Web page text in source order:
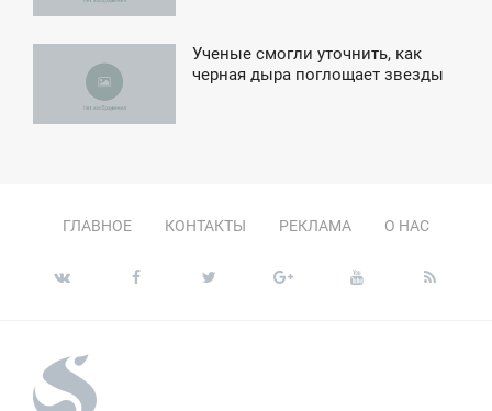
Ученые смогли уточнить, как
черная дыра поглощает звезды
ГЛАВНОЕ КОНТАКТЫ РЕКЛАМА О НАС